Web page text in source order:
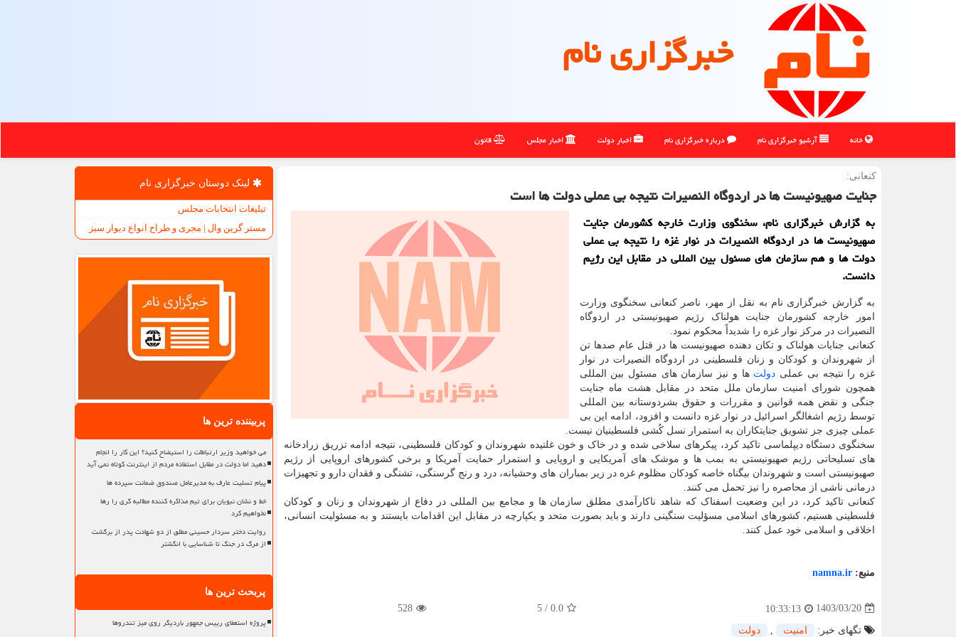
خبرگزاری نام
خانه آرشیو خبرگزاری نام درباره خبرگزاری نام اخبار دولت اخبار مجلس قانون
كنعانی:
جنایت صهیونیست ها در اردوگاه النصیرات نتیجه بی عملی دولت ها است
به گزارش خبرگزاری نام، سخنگوی وزارت خارجه کشورمان جنایت
صهیونیست ها در اردوگاه النصیرات در نوار غزه را نتیجه بی عملی
دولت ها و هم سازمان های مسئول بین المللی در مقابل این رژیم
دانست.
به گزارش خبرگزاری نام به نقل از مهر، ناصر کنعانی سخنگوی وزارت
امور خارجه کشورمان جنایت هولناک رژیم صهیونیستی در اردوگاه
النصیرات در مرکز نوار غزه را شدیداً محکوم نمود.
کنعانی جنایات هولناک و تکان دهنده صهیونیست ها در قتل عام صدها تن
از شهروندان و کودکان و زنان فلسطینی در اردوگاه النصیرات در نوار
غزه را نتیجه بی عملی دولت ها و نیز سازمان های مسئول بین المللی
همچون شورای امنیت سازمان ملل متحد در مقابل هشت ماه جنایت
جنگی و نقض همه قوانین و مقررات و حقوق بشردوستانه بین المللی
توسط رژیم اشغالگر اسرائیل در نوار غزه دانست و افزود، ادامه این بی
عملی چیزی جز تشویق جنایتکاران به استمرار نسل کُشی فلسطینیان نیست.
سخنگوی دستگاه دیپلماسی تاکید کرد، پیکرهای سلاخی شده و در خاک و خون غلتیده شهروندان و کودکان فلسطینی، نتیجه ادامه تزریق زرادخانه
های تسلیحاتی رژیم صهیونیستی به بمب ها و موشک های آمریکایی و اروپایی و استمرار حمایت آمریکا و برخی کشورهای اروپایی از رژیم
صهیونیستی است و شهروندان بیگناه خاصه کودکان مظلوم غزه در زیر بمباران های وحشیانه، درد و رنج گرسنگی، تشنگی و فقدان دارو و تجهیزات
درمانی ناشی از محاصره را نیز تحمل می کنند.
کنعانی تاکید کرد، در این وضعیت اسفناک که شاهد ناکارآمدی مطلق سازمان ها و مجامع بین المللی در دفاع از شهروندان و زنان و کودکان
فلسطینی هستیم، کشورهای اسلامی مسؤلیت سنگینی دارند و باید بصورت متحد و یکپارچه در مقابل این اقدامات بایستند و به مسئولیت انسانی،
اخلاقی و اسلامی خود عمل کنند.
منبع: namna.ir
1403/03/20
10:33:13
0.0
/
5
528
تگهای خبر: امنیت دولت
لینک دوستان خبرگزاری نام
تبلیغات انتخابات مجلس
مستر گرین وال | مجری و طراح انواع دیوار سبز
پربیننده ترین ها
می خواهید وزیر ارتباطات را استیضاح کنید؟ این کار را انجام
دهید اما دولت در مقابل استفاده مردم از اینترنت کوتاه نمی آید
پیام تسلیت عارف به مدیرعامل صندوق ضمانت سپرده ها
خط و نشان نبویان برای تیم مذاکره کننده مطالبه گری را رها
نخواهیم کرد
روایت دختر سردار حسینی مطلق از دو شهادت پدر از برگشت
از مرگ در جنگ تا شناسایی با انگشتر
پربحث ترین ها
پروژه استعفای رییس جمهور باردیگر روی میز تندروها